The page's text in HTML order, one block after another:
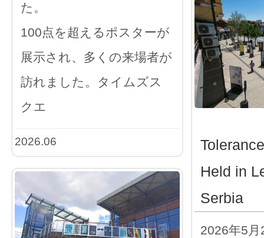
た。
100点を超えるポスターが
展示され、多くの来場者が
訪れました。タイムズス
クエ
2026.06
Held in
Serbia
2026年5